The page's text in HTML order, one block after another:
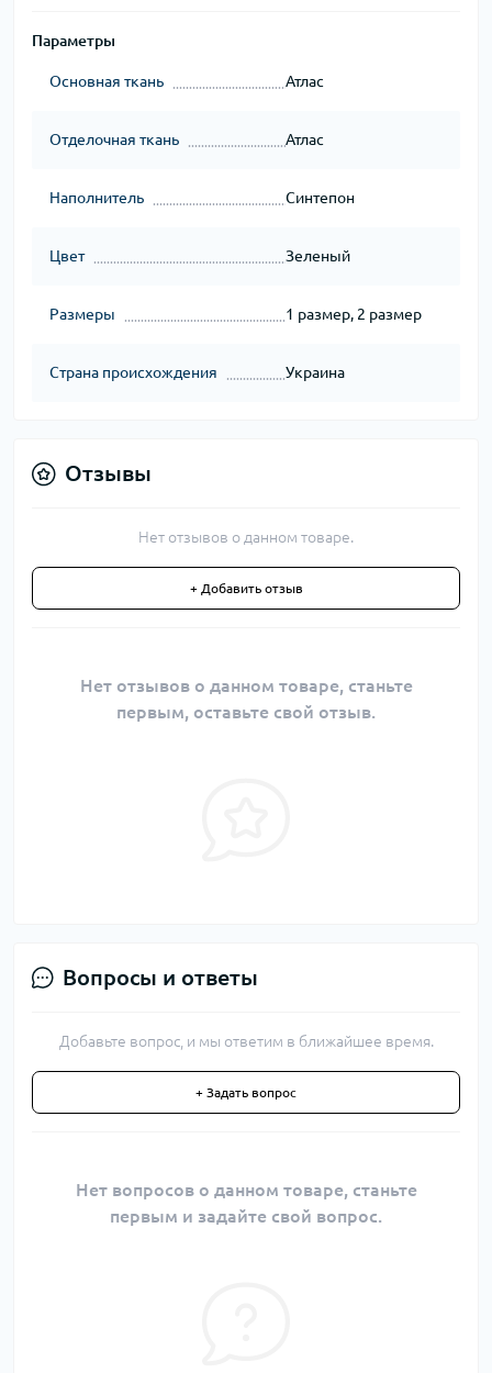
Параметры
Основная ткань Атлас
Отделочная ткань Атлас
Наполнитель Синтепон
Цвет Зеленый
Размеры 1 размер, 2 размер
Страна происхождения Украина
Отзывы
Нет отзывов о данном товаре.
+ Добавить отзыв
Нет отзывов о данном товаре, станьте
первым, оставьте свой отзыв.
Вопросы и ответы
Добавьте вопрос, и мы ответим в ближайшее время.
+ Задать вопрос
Нет вопросов о данном товаре, станьте
первым и задайте свой вопрос.